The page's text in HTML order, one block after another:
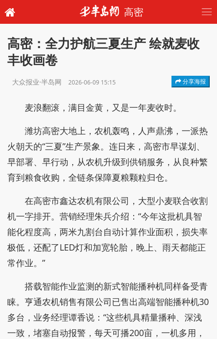
高密
高密：全力护航三夏生产 绘就麦收
丰收画卷
大众报业·半岛网 2026-06-09 15:15 分享海报
麦浪翻滚，满目金黄，又是一年麦收时。
潍坊高密大地上，农机轰鸣，人声鼎沸，一派热
火朝天的“三夏”生产景象。连日来，高密市早谋划、
早部署、早行动，从农机升级到供销服务，从良种繁
育到粮食收购，全链条保障夏粮颗粒归仓。
在高密市鑫达农机有限公司，大型小麦联合收割
机一字排开。营销经理朱兵介绍：“今年这批机具智
能化程度高，两米九割台自动计算作业面积，损失率
极低，还配了LED灯和加宽轮胎，晚上、雨天都能正
常作业。”
搭载智能作业监测的新式智能播种机同样备受青
睐。亨通农机销售有限公司已售出高端智能播种机30
多台，业务经理谭香说：“这些机具精量播种、深浅
一致，堵塞自动报警，每天可播200亩，一机多用，